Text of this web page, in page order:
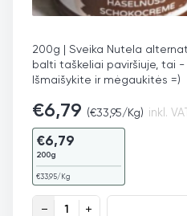
200g | Sveika Nutela
balti taškeliai paviršiuje, tai -
Išmaišykite ir mėgaukitės =)
€6,79 (€33,95/Kg) inkl.
€6,79
200g
€33,95/Kg
Šokoladinis lazdynų riešutų